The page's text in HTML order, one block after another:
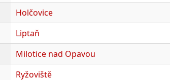
Holčovice
Liptaň
Milotice nad Opavou
Ryžoviště